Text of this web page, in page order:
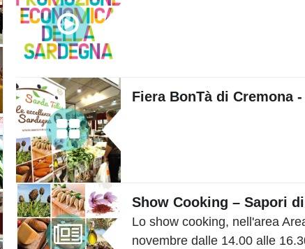
Fiera BonTà di Cremona
Show Cooking – Sapori
Lo show cooking, nell'area
novembre dalle 14.00 alle